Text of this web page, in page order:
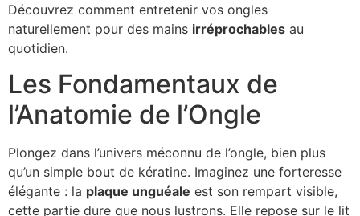
Découvrez comment entretenir vos ongles
naturellement pour des mains irréprochables au
quotidien.
Les Fondamentaux de
l’Anatomie de l’Ongle
Plongez dans l’univers méconnu de l’ongle, bien plus
qu’un simple bout de kératine. Imaginez une forteresse
élégante : la plaque unguéale est son rempart visible,
cette partie dure que nous lustrons. Elle repose sur le lit